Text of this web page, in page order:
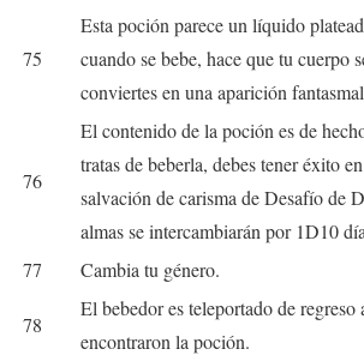
75
Esta poción parece un líquido
cuando se bebe, hace que tu cuerpo
conviertes en una aparición
76
El contenido de la poción es de
tratas de beberla, debes tener éxito
salvación de carisma de Desafío de
almas se intercambiarán por 1D10
77
Cambia tu género.
78
El bebedor es teleportado de
encontraron la poción.